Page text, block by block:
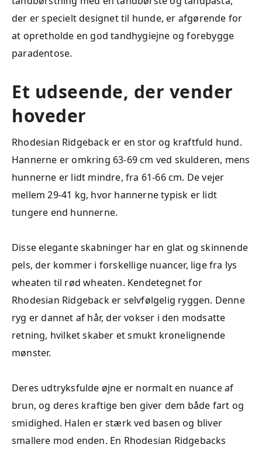
der er specielt designet til hunde, er afgørende for
at opretholde en god tandhygiejne og forebygge
paradentose.
Et udseende, der vender
hoveder
Rhodesian Ridgeback er en stor og kraftfuld hund.
Hannerne er omkring 63-69 cm ved skulderen, mens
hunnerne er lidt mindre, fra 61-66 cm. De vejer
mellem 29-41 kg, hvor hannerne typisk er lidt
tungere end hunnerne.
Disse elegante skabninger har en glat og skinnende
pels, der kommer i forskellige nuancer, lige fra lys
wheaten til rød wheaten. Kendetegnet for
Rhodesian Ridgeback er selvfølgelig ryggen. Denne
ryg er dannet af hår, der vokser i den modsatte
retning, hvilket skaber et smukt kronelignende
mønster.
Deres udtryksfulde øjne er normalt en nuance af
brun, og deres kraftige ben giver dem både fart og
smidighed. Halen er stærk ved basen og bliver
smallere mod enden. En Rhodesian Ridgebacks